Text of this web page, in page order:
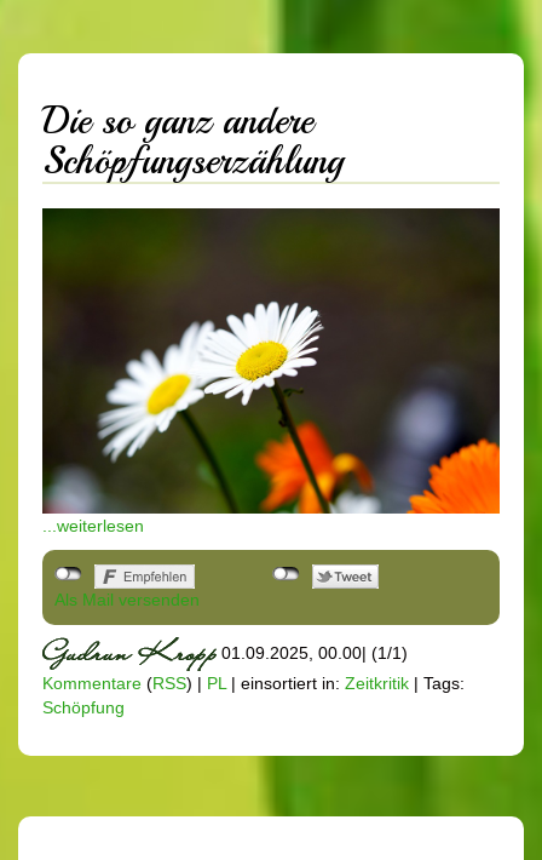
Die so ganz andere
Schöpfungserzählung
...weiterlesen
Als Mail versenden
01.09.2025, 00.00| (1/1)
Kommentare (RSS) | PL| einsortiert in: Zeitkritik | Tags:
Schöpfung